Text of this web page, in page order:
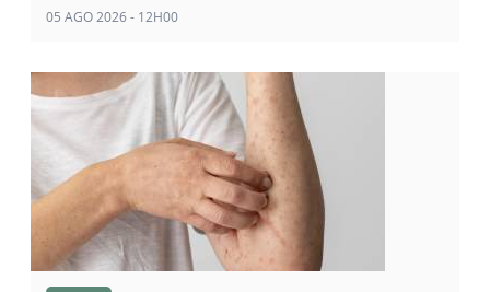
05 AGO 2026 - 12H00